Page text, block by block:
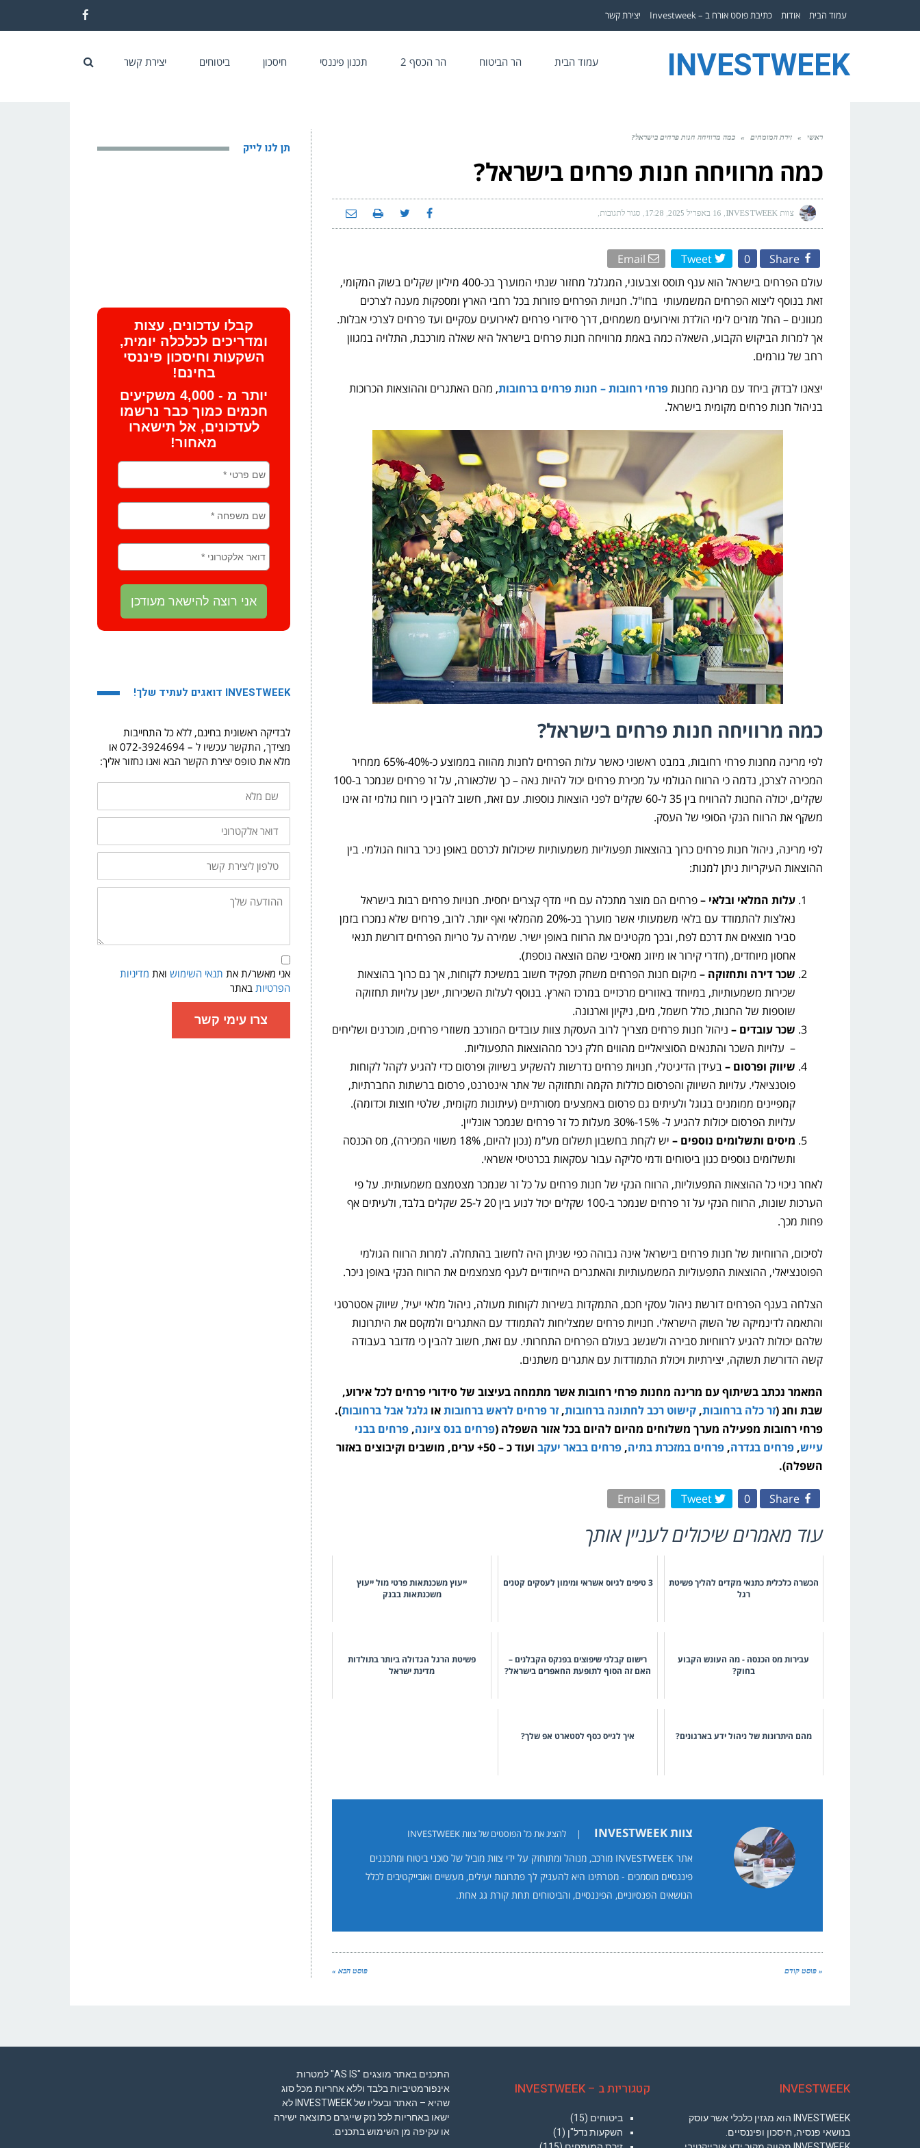
עמוד הבית אודות כתיבת פוסט אורח ב – Investweek
יצירת קשר
Facebook
INVESTWEEK עמוד הבית הר הביטוח הר הכסף 2 תכנון פיננסי חיסכון ביטוחים יצירת קשר
ראשי » זירת המומחים » כמה מרוויחה חנות פרחים בישראל?
כמה מרוויחה חנות פרחים בישראל?
צוות INVESTWEEK 16 באפריל 2025 17:28 סגור לתגובותעל
מרוויחה
Share
0
Tweet
Email
עולם הפרחים בישראל הוא ענף תוסס וצבעוני, המגלגל מחזור שנתי המוערך בכ-400 מיליון שקלים בשוק המקומי,
זאת בנוסף ליצוא הפרחים המשמעותי בחו"ל. חנויות הפרחים פזורות בכל רחבי הארץ ומספקות מענה לצרכים
מגוונים – החל מזרים לימי הולדת ואירועים משמחים, דרך סידורי פרחים לאירועים עסקיים ועד פרחים לצרכי אבלות.
אך למרות הביקוש הקבוע, השאלה כמה באמת מרוויחה חנות פרחים בישראל היא שאלה מורכבת, התלויה במגוון
רחב של גורמים.
יצאנו לבדוק ביחד עם מרינה מחנותפרחי רחובות – חנות פרחים ברחובות, מהם האתגרים וההוצאות הכרוכות
בניהול חנות פרחים מקומית בישראל.
כמה מרוויחה חנות פרחים בישראל?
לפי מרינה מחנות פרחי רחובות, במבט ראשוני כאשר עלות הפרחים לחנות מהווה בממוצע כ-40%-65% ממחיר
המכירה לצרכן, נדמה כי הרווח הגולמי על מכירת פרחים יכול להיות נאה – כך שלכאורה, על זר פרחים שנמכר ב-100
שקלים, יכולה החנות להרוויח בין 35 ל-60 שקלים לפני הוצאות נוספות. עם זאת, חשוב להבין כי רווח גולמי זה אינו
משקף את הרווח הנקי הסופי של העסק.
לפי מרינה, ניהול חנות פרחים כרוך בהוצאות תפעוליות משמעותיות שיכולות לכרסם באופן ניכר ברווח הגולמי. בין
ההוצאות העיקריות ניתן למנות:
עלות המלאי ובלאי –פרחים הם מוצר מתכלה עם חיי מדף קצרים יחסית. חנויות פרחים רבות בישראל
נאלצות להתמודד עם בלאי משמעותי אשר מוערך בכ-20% מהמלאי ואף יותר. לרוב, פרחים שלא נמכרו בזמן
סביר מוצאים את דרכם לפח, ובכך מקטינים את הרווח באופן ישיר. שמירה על טריות הפרחים דורשת תנאי
אחסון מיוחדים, (חדרי קירור או מיזוג מאסיבי שהם הוצאה נוספת).
שכר דירה ותחזוקה – מיקום חנות הפרחים משחק תפקיד חשוב במשיכת לקוחות, אך גם כרוך בהוצאות
שכירות משמעותיות, במיוחד באזורים מרכזיים במרכז הארץ. בנוסף לעלות השכירות, ישנן עלויות תחזוקה
שוטפות של החנות, כולל חשמל, מים, ניקיון וארנונה.
שכר עובדים – ניהול חנות פרחים מצריך לרוב העסקת צוות עובדים המורכב משוזרי פרחים, מוכרנים ושליחים
– עלויות השכר והתנאים הסוציאליים מהווים חלק ניכר מההוצאות התפעוליות.
שיווק ופרסום –בעידן הדיגיטלי, חנויות פרחים נדרשות להשקיע בשיווק ופרסום כדי להגיע לקהל לקוחות
פוטנציאלי. עלויות השיווק והפרסום כוללות הקמה ותחזוקה של אתר אינטרנט, פרסום ברשתות החברתיות,
קמפיינים ממומנים בגוגל ולעיתים גם פרסום באמצעים מסורתיים (עיתונות מקומית, שלטי חוצות וכדומה).
עלויות הפרסום יכולות להגיע ל- 15%-30% מעלות כל זר פרחים שנמכר אונליין.
מיסים ותשלומים נוספים –
יש לקחת בחשבון תשלום מע"מ (נכון להיום, 18% משווי המכירה), מס הכנסה
ותשלומים נוספים כגון ביטוחים ודמי סליקה עבור עסקאות בכרטיסי אשראי.
לאחר ניכוי כל ההוצאות התפעוליות, הרווח הנקי של חנות פרחים על כל זר שנמכר מצטמצם משמעותית. על פי
הערכות שונות, הרווח הנקי על זר פרחים שנמכר ב-100 שקלים יכול לנוע בין 20 ל-25 שקלים בלבד, ולעיתים אף
פחות מכך.
לסיכום, הרווחיות של חנות פרחים בישראל אינה גבוהה כפי שניתן היה לחשוב בהתחלה. למרות הרווח הגולמי
הפוטנציאלי, ההוצאות התפעוליות המשמעותיות והאתגרים הייחודיים לענף מצמצמים את הרווח הנקי באופן ניכר.
הצלחה בענף הפרחים דורשת ניהול עסקי חכם, התמקדות בשירות לקוחות מעולה, ניהול מלאי יעיל, שיווק אסטרטגי
והתאמה לדינמיקה של השוק הישראלי. חנויות פרחים שמצליחות להתמודד עם האתגרים ולמקסם את היתרונות
שלהם יכולות להגיע לרווחיות סבירה ולשגשג בעולם הפרחים התחרותי. עם זאת, חשוב להבין כי מדובר בעבודה
קשה הדורשת תשוקה, יצירתיות ויכולת התמודדות עם אתגרים משתנים.
המאמר נכתב בשיתוף עם מרינה מחנותפרחי רחובות אשר מתמחה בעיצוב של סידורי פרחים לכל אירוע,
שבת וחג (זר כלה ברחובות,קישוט רכב לחתונה ברחובות,זר פרחים לראש ברחובותאו גלגל אבל ברחובות).
פרחי רחובות מפעילה מערך משלוחים מהיום להיום בכל אזור השפלה (פרחים בנס ציונה,פרחים בבני
עייש,פרחים בגדרה,פרחים במזכרת בתיה,פרחים בבאר יעקב
ועוד כ – 50+ ערים, מושבים וקיבוצים באזור
השפלה).
Share
0
Tweet
Email
עוד מאמרים שיכולים לעניין אותך
הכשרה כלכלית כתנאי מקדים להליך פשיטת
רגל
3 טיפים לגיוס אשראי ומימון לעסקים קטנים
ייעוץ משכנתאות פרטי מול ייעוץ
משכנתאות בבנק
עבירות מס הכנסה - מה העונש הקבוע
בחוק?
רישום קבלני שיפוצים בפנקס הקבלנים –
האם זה הסוף לתופעת החאפרים בישראל?
פשיטת הרגל הגדולה ביותר בתולדות
מדינת ישראל
מהם היתרונות של ניהול ידע בארגונים? איך לגייס כסף לסטארט אפ שלך?
צוות INVESTWEEK | להציג את כל הפוסטים של צוות INVESTWEEK
אתר INVESTWEEK מורכב, מנוהל ומתוחזק על ידי צוות מוביל של סוכני ביטוח ומתכננים
פיננסיים מוסמכים - מטרתינו היא להעניק לך פתרונות יעילים, מעשיים ואובייקטיבים לכלל
הנושאים הפנסיוניים, הפיננסיים, והביטוחים תחת קורת גג אחת.
« פוסט קודם פוסט הבא »
תן לנו לייק
INVESTWEEK דואגים לעתיד שלך!
לבדיקה ראשונית בחינם, ללא כל התחייבות
מצידך, התקשר עכשיו ל – 072-3924694 או
מלא את טופס יצירת הקשר הבא ואנו נחזור אליך:
שם
מלא
דואר
אלקטרוני
טלפון
ליצירת
קשר
ההודעה
שלך:
תנאי
שימוש
ומדיניות
פרטיות
אני מאשר/ת את תנאי השימוש ואת מדיניות
הפרטיות באתר
צרו עימי קשר
INVESTWEEK
INVESTWEEK הוא מגזין כלכלי אשר עוסק
בנושאי פנסיה, חיסכון ופיננסיים.
קטגוריות ב – INVESTWEEK
ביטוחים (15)
השקעות נדל"ן (1)
התכנים באתר מוצגים "AS IS" למטרות
אינפורמטיביות בלבד וללא אחריות מכל סוג
שהיא – האתר ובעליו של INVESTWEEK לא
ישאו באחריות לכל נזק שייגרם כתוצאה ישירה
או עקיפה מן השימוש בתכנים.